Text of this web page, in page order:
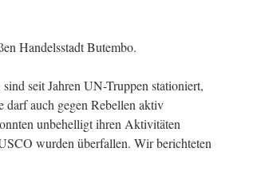
Handelsstadt Butembo.
seit Jahren UN-Truppen stationiert,
darf auch gegen Rebellen aktiv
unbehelligt ihren Aktivitäten
wurden überfallen. Wir berichteten